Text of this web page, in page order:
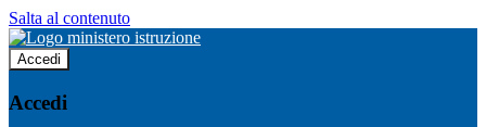
Salta al contenuto
Accedi
Accedi